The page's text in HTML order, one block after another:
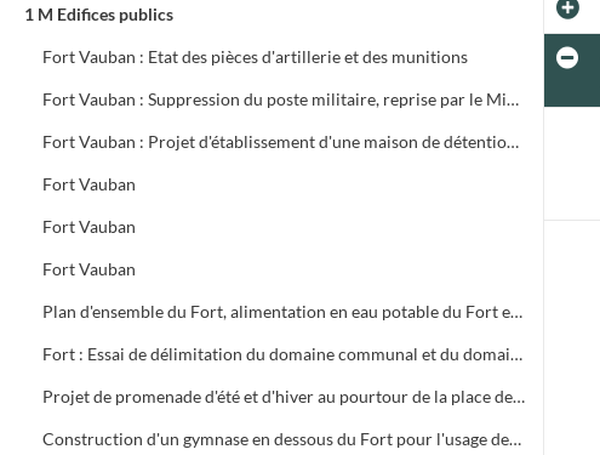
1 M Edifices publics
Fort Vauban : Etat des pièces d'artillerie et des munitions
Fort Vauban : Suppression du poste militaire, reprise par le Ministre de la guerre, des casernes
Fort Vauban : Projet d'établissement d'une maison de détention, abandon en faveur du département de la guerre de la portion du Fort appartenant à la ville ; Constructions diverses
Fort Vauban
Fort Vauban
Fort Vauban
Plan d'ensemble du Fort, alimentation en eau potable du Fort et de la prison; Echange entre la Ville et le département de locaux dépendant de la Maison d'arrêt du Fort. Travaux d'aménagement et d'assainissement en vue du transfert d'une compagnie casernée à Sorbier
Fort : Essai de délimitation du domaine communal et du domaine départemental
Projet de promenade d'été et d'hiver au pourtour de la place de la Maréchale
Construction d'un gymnase en dessous du Fort pour l'usage des écoles de la garnison (1879 - 1885) ; Cession gratuite par la Ville à l'Etat de la propriété du Fort Vauban : plan annexé, cession gratuite à l'Etat de l'usufruit de l'ancien collège de la rue Pasteur, actuellement caserne Thoiras (1899)